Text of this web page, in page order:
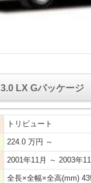
3.0 LX Gパッケージ
トリビュート
224.0 万円 ～
2001年11月 ～ 2003年11
全長×全幅×全高(mm)